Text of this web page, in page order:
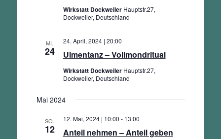
Wirkstatt Dockweiler Hauptstr.27,
Dockweiler, Deutschland
MI.
24 Ulmentanz – Vollmondritual
24. April, 2024 | 20:00
Wirkstatt Dockweiler Hauptstr.27,
Dockweiler, Deutschland
Mai 2024
SO.
12 Anteil nehmen – Anteil geben
12. Mai, 2024 | 10:00 - 13:00